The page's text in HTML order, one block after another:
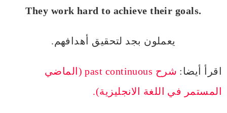
They work hard to achieve their goals.
يعملون بجد لتحقيق أهدافهم.
اقرأ أيضا:
شرح past continuous (الماضي
المستمر في اللغة الانجليزية).